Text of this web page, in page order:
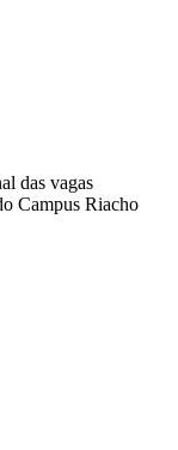
das vagas
Campus Riacho